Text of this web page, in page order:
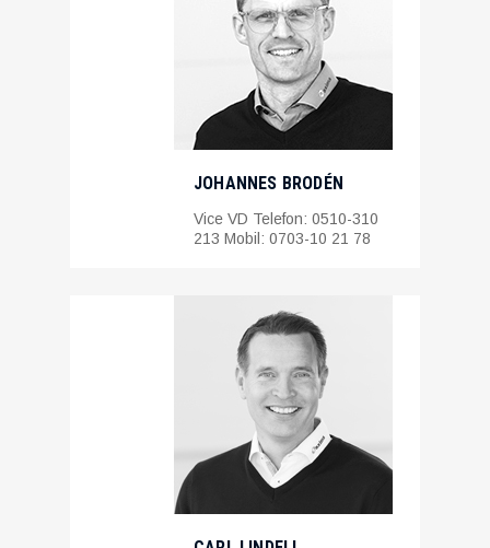
JOHANNES BRODÉN
Vice VD Telefon: 0510-310
213 Mobil: 0703-10 21 78